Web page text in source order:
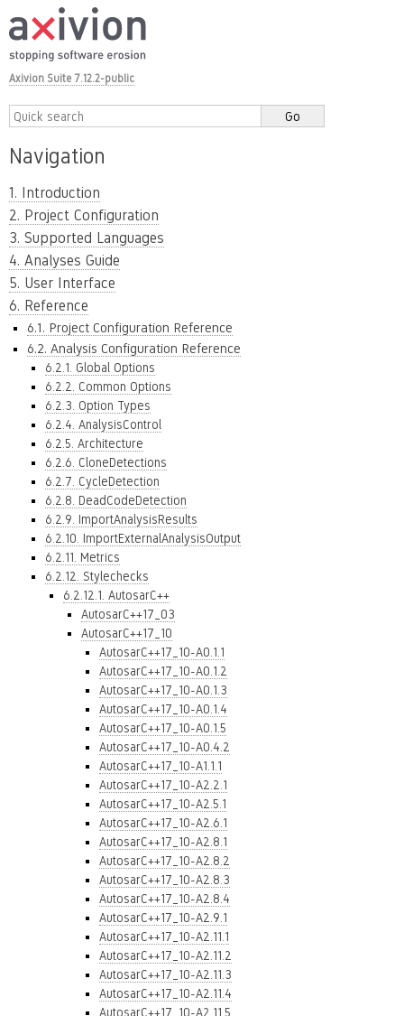
Axivion Suite 7.12.2-public
Navigation
1. Introduction
2. Project Configuration
3. Supported Languages
4. Analyses Guide
5. User Interface
6. Reference
6.1. Project Configuration Reference
6.2. Analysis Configuration Reference
6.2.1. Global Options
6.2.2. Common Options
6.2.3. Option Types
6.2.4. AnalysisControl
6.2.5. Architecture
6.2.6. CloneDetections
6.2.7. CycleDetection
6.2.8. DeadCodeDetection
6.2.9. ImportAnalysisResults
6.2.10. ImportExternalAnalysisOutput
6.2.11. Metrics
6.2.12. Stylechecks
6.2.12.1. AutosarC++
AutosarC++17_03
AutosarC++17_10
AutosarC++17_10-A0.1.1
AutosarC++17_10-A0.1.2
AutosarC++17_10-A0.1.3
AutosarC++17_10-A0.1.4
AutosarC++17_10-A0.1.5
AutosarC++17_10-A0.4.2
AutosarC++17_10-A1.1.1
AutosarC++17_10-A2.2.1
AutosarC++17_10-A2.5.1
AutosarC++17_10-A2.6.1
AutosarC++17_10-A2.8.1
AutosarC++17_10-A2.8.2
AutosarC++17_10-A2.8.3
AutosarC++17_10-A2.8.4
AutosarC++17_10-A2.9.1
AutosarC++17_10-A2.11.1
AutosarC++17_10-A2.11.2
AutosarC++17_10-A2.11.3
AutosarC++17_10-A2.11.4
AutosarC++17_10-A2.11.5